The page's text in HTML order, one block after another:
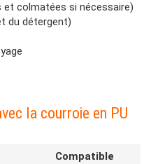
et colmatées si nécessaire)
du détergent)
la courroie en PU
Compatible